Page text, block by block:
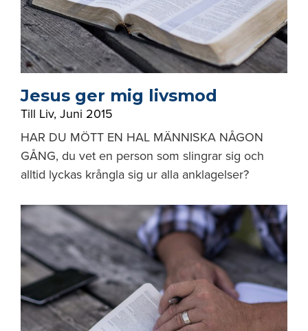
Jesus ger mig livsmod
Till Liv, Juni 2015
HAR DU MÖTT EN HAL MÄNNISKA NÅGON
GÅNG, du vet en person som slingrar sig och
alltid lyckas krångla sig ur alla anklagelser?